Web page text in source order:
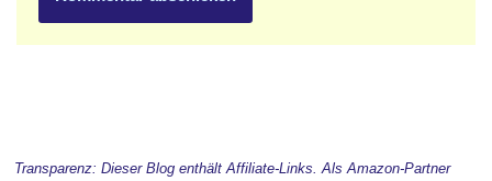
Transparenz: Dieser Blog enthält Affiliate-Links. Als Amazon-Partner